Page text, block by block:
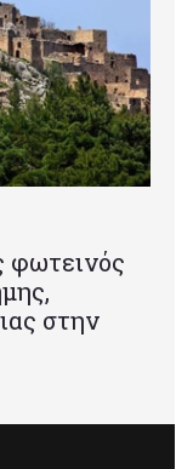
φωτεινός
στην